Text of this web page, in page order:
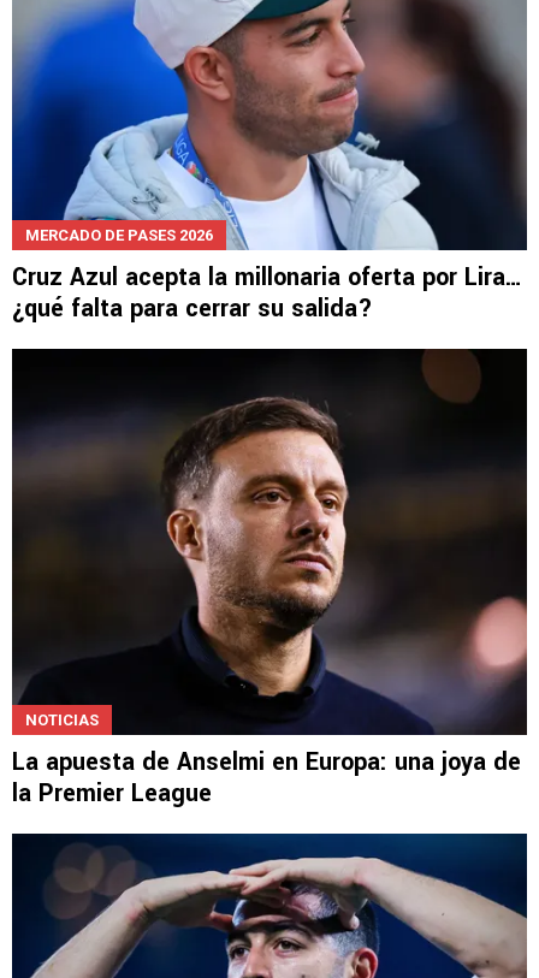
MERCADO DE PASES 2026
Cruz Azul acepta la millonaria oferta por Lira…
¿qué falta para cerrar su salida?
NOTICIAS
La apuesta de Anselmi en Europa: una joya de
la Premier League